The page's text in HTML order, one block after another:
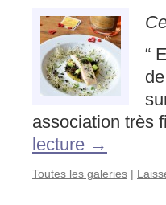
“
association très
lecture →
Toutes les galeries |